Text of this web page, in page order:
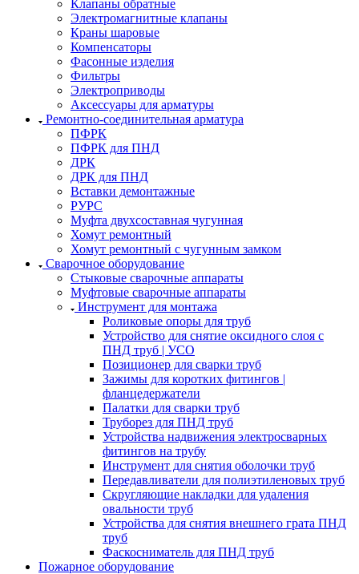
Клапаны обратные
Электромагнитные клапаны
Краны шаровые
Компенсаторы
Фасонные изделия
Фильтры
Электроприводы
Аксессуары для арматуры
Ремонтно-соединительная арматура
ПФРК
ПФРК для ПНД
ДРК
ДРК для ПНД
Вставки демонтажные
РУРС
Муфта двухсоставная чугунная
Хомут ремонтный
Хомут ремонтный с чугунным замком
Сварочное оборудование
Стыковые сварочные аппараты
Муфтовые сварочные аппараты
Инструмент для монтажа
Роликовые опоры для труб
Устройство для снятие оксидного слоя с
ПНД труб | УСО
Позиционер для сварки труб
Зажимы для коротких фитингов |
фланцедержатели
Палатки для сварки труб
Труборез для ПНД труб
Устройства надвижения электросварных
фитингов на трубу
Инструмент для снятия оболочки труб
Передавливатели для полиэтиленовых труб
Скругляющие накладки для удаления
овальности труб
Устройства для снятия внешнего грата ПНД
труб
Фаскосниматель для ПНД труб
Пожарное оборудование